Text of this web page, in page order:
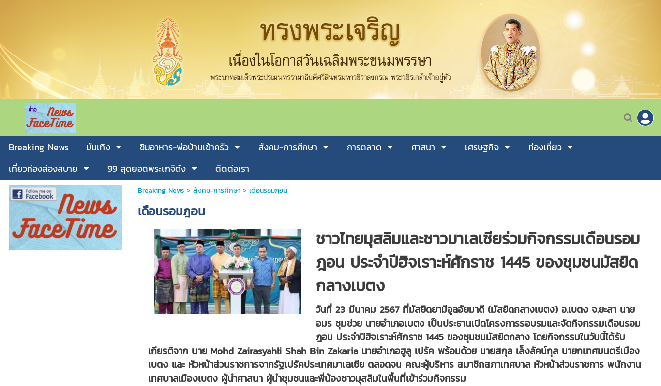
Breaking News บันเทิง ชิมอาหาร-พ่อบ้านเข้าครัว สังคม-การศีกษา การตลาด ศาสนา เศรษฐกิจ
ท่องเที่ยว
เที่ยวท่องล่องสบาย
99 สุดยอดพระเกจิดัง ติดต่อเรา
Breaking News > สังคม-การศีกษา> เดือนรอมฎอน
เดือนรอมฎอน
ชาวไทยมุสลิมและชาวมาเลเซียร่วมกิจกรรมเดือนรอม
ฎอน ประจำปีฮิจเราะห์ศักราช 1445 ของชุมชนมัสยิด
กลางเบตง
วันที่ 23 มีนาคม 2567 ที่มัสยิดยามีอูลอัยมาดี (มัสยิดกลางเบตง) อ.เบตง จ.ยะลา นาย
อมร ชุมช่วย นายอำเภอเบตง เป็นประธานเปิดโครงการรอบรมและจัดกิจกรรมเดือนรอม
ฎอน ประจำปีฮิจเราะห์ศักราช 1445 ของชุมชนมัสยิดกลาง โดยกิจกรรมในวันนี้ได้รับ
เกียรติจาก นาย Mohd Zairasyahli Shah Bin Zakaria นายอำเภอฮูลู เปรัค พร้อมด้วย นายสกุล เล็งลัคน์กุล นายกเทศมนตรีเมือง
เบตง และ หัวหน้าส่วนราชการจากรัฐเปรัคประเทศมาเลเซีย ตลอดจน คณะผู้บริหาร สมาชิกสภาเทศบาล หัวหน้าส่วนราชการ พนักงาน
เทศบาลเมืองเบตง ผู้นำศาสนา ผู้นำชุมชนและพี่น้องชาวมุสลิมในพื้นที่เข้าร่วมกิจกรรม